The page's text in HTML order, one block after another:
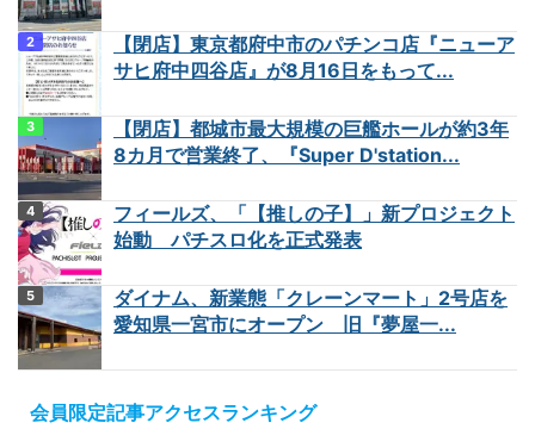
【閉店】東京都府中市のパチンコ店『ニューア
サヒ府中四谷店』が8月16日をもって...
【閉店】都城市最大規模の巨艦ホールが約3年
8カ月で営業終了、『Super D'station...
フィールズ、「【推しの子】」新プロジェクト
始動 パチスロ化を正式発表
ダイナム、新業態「クレーンマート」2号店を
愛知県一宮市にオープン 旧『夢屋一...
会員限定記事アクセスランキング